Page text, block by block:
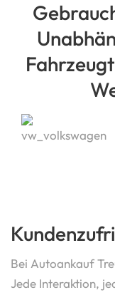
Bei Autoankauf
Jede Interaktion,